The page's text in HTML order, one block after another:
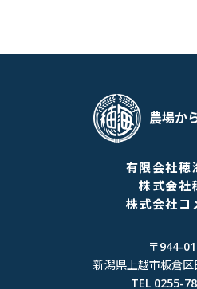
農場か
有限会社穂
株式会社
株式会社コ
〒944-
新潟県上越市板倉
TEL 0255-